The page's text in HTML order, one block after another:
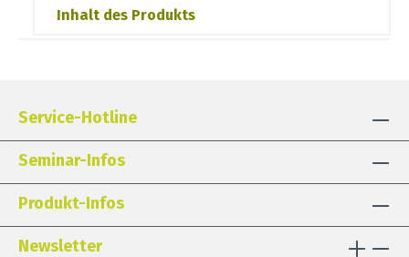
Inhalt des Produkts
Service-Hotline
Seminar-Infos
Produkt-Infos
Newsletter